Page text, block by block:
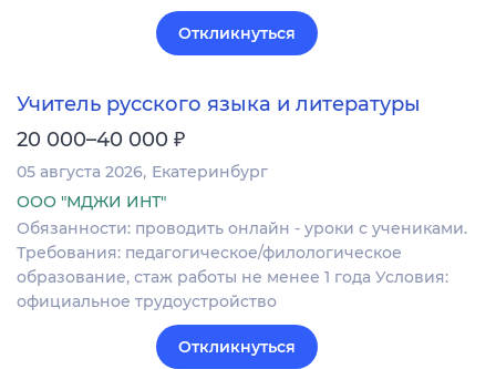
Откликнуться
Учитель русского языка и литературы
20 000–40 000 ₽
05 августа 2026 Екатеринбург
ООО "МДЖИ ИНТ"
Обязанности: проводить онлайн - уроки с учениками.
Требования: педагогическое/филологическое
образование, стаж работы не менее 1 года Условия:
официальное трудоустройство
Откликнуться